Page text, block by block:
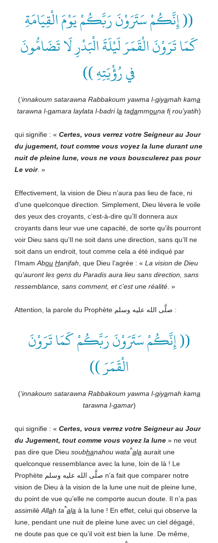
(( إِنَّكُمْ سَتَرَوْنَ رَبَّكُمْ يَوْمَ الْقِيَامَةِ
كَمَا تَرَوْنَ الْقَمَرَ لَيْلَةَ الْبَدْرِ لَا تَضَامُّونَ
في رُؤْيَتِهِ ))
(‘innakoum satarawna Rabbakoum yawma l-qiyamah kama
tarawna l-qamara laylata l-badri la tadammouna firou’yatih)
qui signifie : « Certes, vous verrez votre Seigneur au Jour
du jugement, tout comme vous voyez la lune durant une
nuit de pleine lune, vous ne vous bousculerez pas pour
Le voir. »
Effectivement, la vision de Dieu n’aura pas lieu de face, ni
d’une quelconque direction. Simplement, Dieu lèvera le voile
des yeux des croyants, c’est-à-dire qu’Il donnera aux
croyants dans leur vue une capacité, de sorte qu’ils pourront
voir Dieu sans qu’Il ne soit dans une direction, sans qu’Il ne
soit dans un endroit, tout comme cela a été indiqué par
l’Imam Abou Hanifah , que Dieu l’agrée : « La vision de Dieu
qu’auront les gens du Paradis aura lieu sans direction, sans
ressemblance, sans comment, et c’est une réalité . »
Attention, la parole du Prophète صلَّى الله عليه وسلم :
(( إِنَّكُمْ سَتَرَوْنَ رَبَّكُمْ كَمَا تَرَوْنَ
الْقَمَرَ ))
(‘innakoum satarawna Rabbakoum yawma l-qiyamah kama
tarawna l-qamar)
qui signifie : « Certes, vous verrez votre Seigneur au Jour
du Jugement, tout comme vous voyez la lune » ne veut
pas dire que Dieu soubhanahou wata^ala aurait une
quelconque ressemblance avec la lune, loin de là ! Le
Prophète صلَّى الله عليه وسلم n’a fait que comparer notre
vision de Dieu à la vision de la lune une nuit de pleine lune,
du point de vue qu’elle ne comporte aucun doute. Il n’a pas
assimilé Allah ta^ala à la lune ! En effet, celui qui observe la
lune, pendant une nuit de pleine lune avec un ciel dégagé,
ne doute pas que ce qu’il voit est bien la lune. De même,